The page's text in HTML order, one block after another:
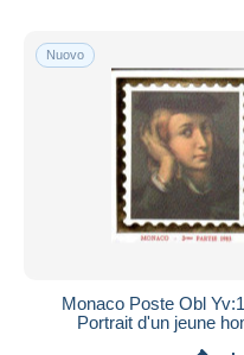
Nuovo
Monaco Poste Obl
Portrait d'un jeune